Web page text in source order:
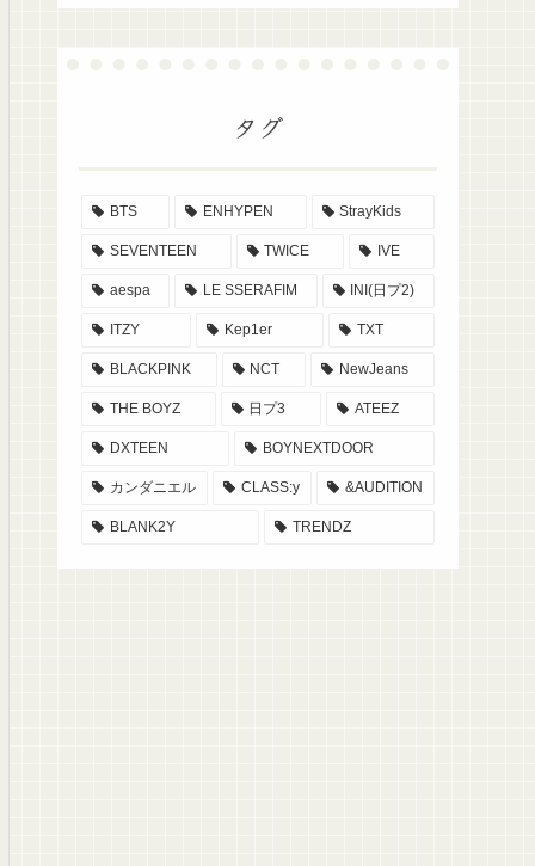
タグ
BTS ENHYPEN StrayKids
SEVENTEEN TWICE IVE
aespa LE SSERAFIM INI(日プ2)
ITZY Kep1er TXT
BLACKPINK NCT NewJeans
THE BOYZ 日プ3 ATEEZ
DXTEEN BOYNEXTDOOR
カンダニエル CLASS:y &AUDITION
BLANK2Y TRENDZ